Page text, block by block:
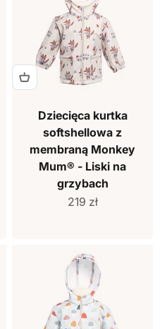
Dziecięca kurtka
softshellowa z
membraną Monkey
Mum® - Liski na
grzybach
Cena sprzedaży
219 zł